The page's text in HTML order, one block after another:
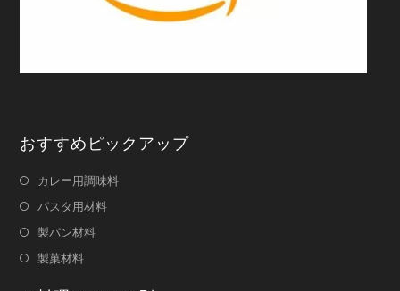
おすすめピックアップ
カレー用調味料
パスタ用材料
製パン材料
製菓材料